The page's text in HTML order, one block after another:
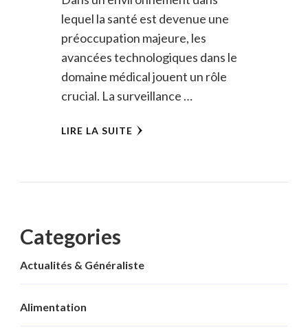
lequel la santé est devenue une
préoccupation majeure, les
avancées technologiques dans le
domaine médical jouent un rôle
crucial. La surveillance …
LIRE LA SUITE
Categories
Actualités & Généraliste
Alimentation